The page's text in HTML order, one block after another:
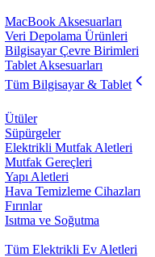
MacBook Aksesuarları
Veri Depolama Ürünleri
Bilgisayar Çevre Birimleri
Tablet Aksesuarları
Tüm Bilgisayar & Tablet
Ütüler
Süpürgeler
Elektrikli Mutfak Aletleri
Mutfak Gereçleri
Yapı Aletleri
Hava Temizleme Cihazları
Fırınlar
Isıtma ve Soğutma
Tüm Elektrikli Ev Aletleri